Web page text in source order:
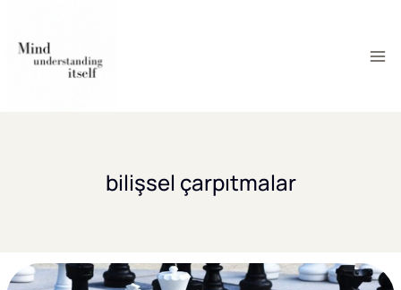
content
bilişsel çarpıtmalar